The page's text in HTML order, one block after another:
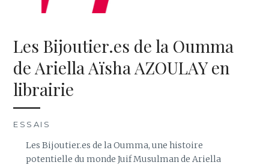
Les Bijoutier.es de la Oumma
de Ariella Aïsha AZOULAY en
librairie
ESSAIS
Les Bijoutier.es de la Oumma, une histoire
potentielle du monde Juif Musulman de Ariella